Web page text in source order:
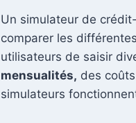
Un simulateur de
comparer les
utilisateurs de saisir
mensualités, des
simulateurs